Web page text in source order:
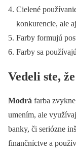
Cielené
konkurencie, ale
Farby formujú
Farby sa
Vedeli ste,
Modrá farba
umením, ale
banky, či seriózne
finančníctve a